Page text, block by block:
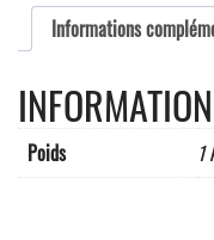
Informations
Poids 1